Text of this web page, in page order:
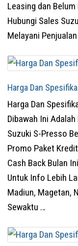
Leasing dan
Hubungi Sales
Melayani
Harga Dan
Harga Dan
Dibawah Ini
Suzuki S-Presso
Promo Paket
Cash Back Bulan
Untuk Info Lebih
Madiun, Magetan,
Sewaktu …